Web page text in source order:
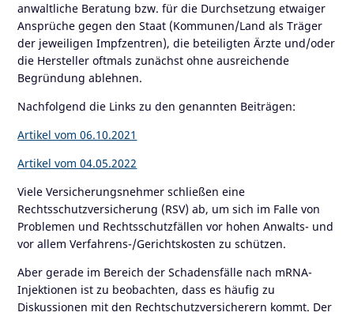
anwaltliche Beratung bzw. für die Durchsetzung etwaiger
Ansprüche gegen den Staat (Kommunen/Land als Träger
der jeweiligen Impfzentren), die beteiligten Ärzte und/oder
die Hersteller oftmals zunächst ohne ausreichende
Begründung ablehnen.
Nachfolgend die Links zu den genannten Beiträgen:
Artikel vom 06.10.2021
Artikel vom 04.05.2022
Viele Versicherungsnehmer schließen eine
Rechtsschutzversicherung (RSV) ab, um sich im Falle von
Problemen und Rechtsschutzfällen vor hohen Anwalts- und
vor allem Verfahrens-/Gerichtskosten zu schützen.
Aber gerade im Bereich der Schadensfälle nach mRNA-
Injektionen ist zu beobachten, dass es häufig zu
Diskussionen mit den Rechtschutzversicherern kommt. Der